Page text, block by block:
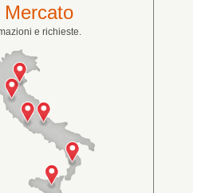
e richieste.